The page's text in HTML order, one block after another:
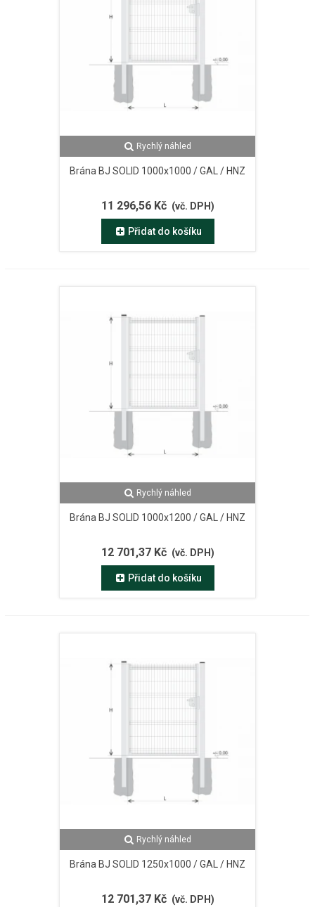
Rychlý náhled
Brána BJ SOLID 1000x1000 / GAL / HNZ
11 296,56 Kč (vč. DPH)
Přidat do košíku
Rychlý náhled
Brána BJ SOLID 1000x1200 / GAL / HNZ
12 701,37 Kč (vč. DPH)
Přidat do košíku
Rychlý náhled
Brána BJ SOLID 1250x1000 / GAL / HNZ
12 701,37 Kč (vč. DPH)